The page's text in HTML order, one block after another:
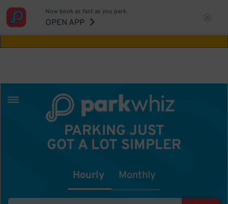
Aw Shucks!
Now book as fast as you park.
OPEN APP
PARKING JUST
GOT A LOT SIMPLER
Hourly Monthly